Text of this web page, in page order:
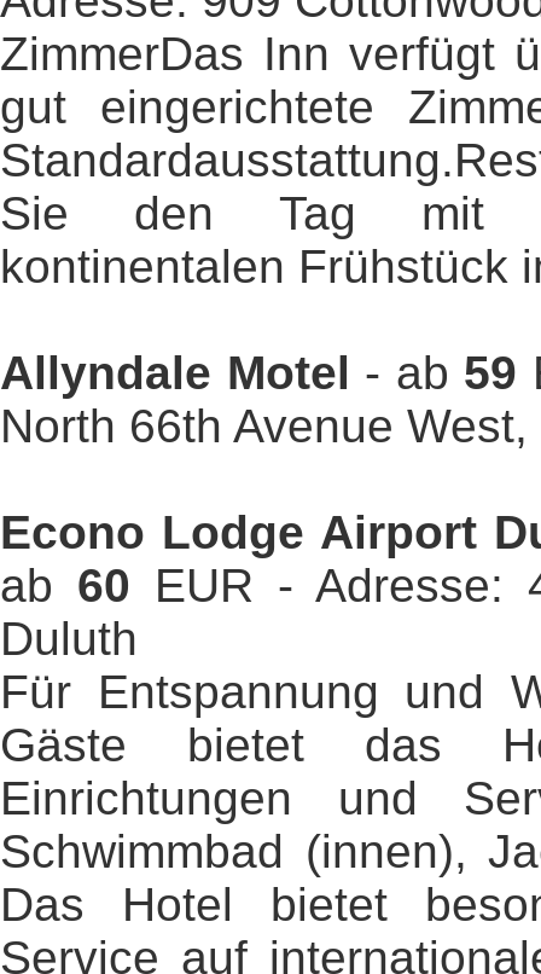
ZimmerDas Inn verfügt
gut eingerichtete
Sie den Tag mit
kontinentalen Frühstück
Allyndale Motel - ab 59
North 66th Avenue
Econo Lodge Airport
ab 60 EUR - Adresse:
Duluth
Für Entspannung und
Gäste bietet das
Einrichtungen und
Schwimmbad (innen),
Das Hotel bietet
Service auf